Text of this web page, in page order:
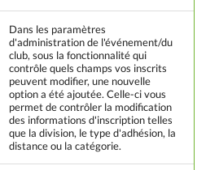
Dans les paramètres
d'administration de l'événement/du
club, sous la fonctionnalité qui
contrôle quels champs vos inscrits
peuvent modifier, une nouvelle
option a été ajoutée. Celle-ci vous
permet de contrôler la modification
des informations d'inscription telles
que la division, le type d'adhésion, la
distance ou la catégorie.